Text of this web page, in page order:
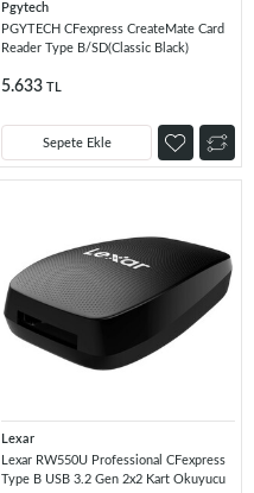
Pgytech
PGYTECH CFexpress CreateMate Card
Reader Type B/SD(Classic Black)
5.633 TL
Sepete Ekle
Lexar
Lexar RW550U Professional CFexpress
Type B USB 3.2 Gen 2x2 Kart Okuyucu